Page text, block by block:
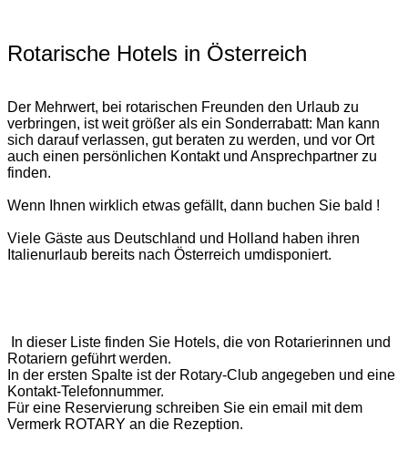
Rotarische Hotels in Österreich
Der Mehrwert, bei rotarischen Freunden den Urlaub zu
verbringen, ist weit größer als ein Sonderrabatt: Man kann
sich darauf verlassen, gut beraten zu werden, und vor Ort
auch einen persönlichen Kontakt und Ansprechpartner zu
finden.
Wenn Ihnen wirklich etwas gefällt, dann buchen Sie bald !
Viele Gäste aus Deutschland und Holland haben ihren
Italienurlaub bereits nach Österreich umdisponiert.
In dieser Liste finden Sie Hotels, die von Rotarierinnen und
Rotariern geführt werden.
In der ersten Spalte ist der Rotary-Club angegeben und eine
Kontakt-Telefonnummer.
Für eine Reservierung schreiben Sie ein email mit dem
Vermerk ROTARY an die Rezeption.